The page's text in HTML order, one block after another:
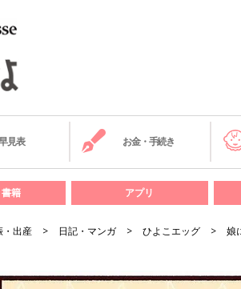
見表 お金・手続き
籍 アプリ
・出産 日記・マンガ ひよこエッグ 娘